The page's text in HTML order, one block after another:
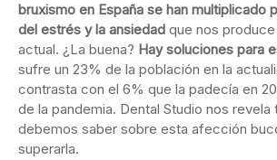
bruxismo en España se han multiplicado
del estrés y la ansiedad que nos
actual. ¿La buena? Hay soluciones para
sufre un 23% de la población en la
contrasta con el 6% que la padecía en
de la pandemia. Dental Studio nos revela
debemos saber sobre esta afección
superarla.